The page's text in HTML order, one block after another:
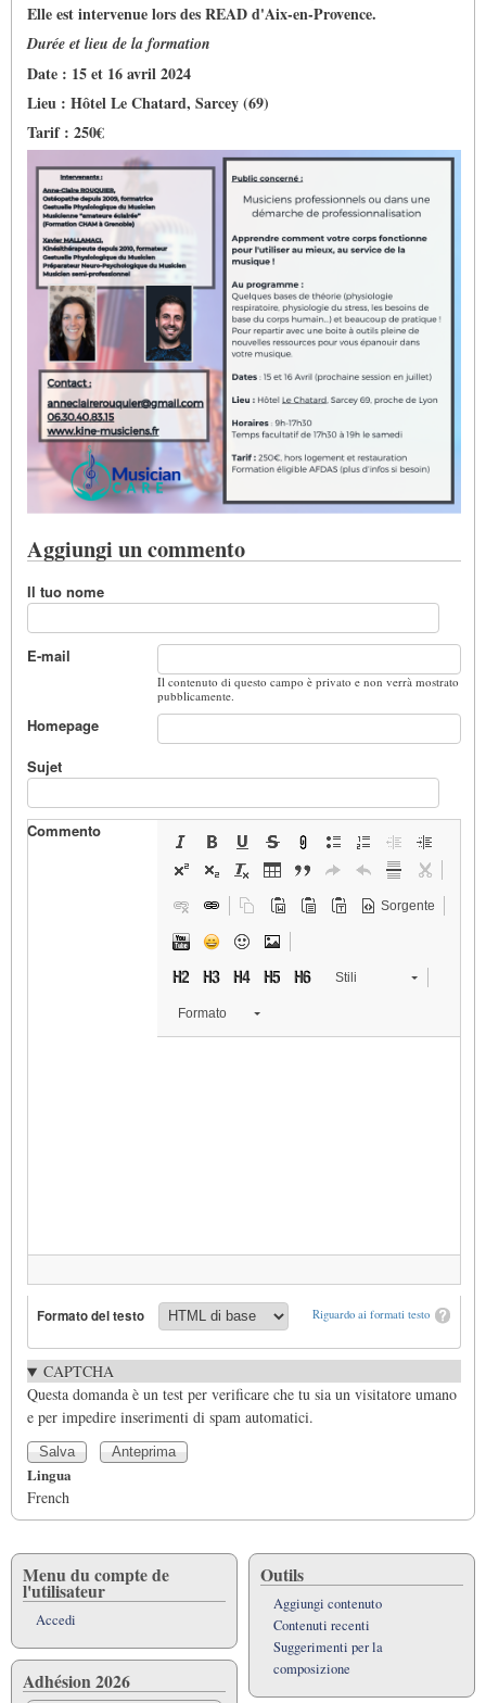
Elle est intervenue lors des READ d'Aix-en-Provence.
Durée et lieu de la formation
Date : 15 et 16 avril 2024
Lieu : Hôtel Le Chatard, Sarcey (69)
Tarif : 250€
Aggiungi un commento
Il tuo nome
E-mail
Il contenuto di questo campo è privato e non verrà mostrato
pubblicamente.
Homepage
Sujet
Commento
Sorgente
Stili
Formato
Riguardo ai formati testo
Formato del testo
CAPTCHA
Questa domanda è un test per verificare che tu sia un visitatore umano
e per impedire inserimenti di spam automatici.
Lingua
French
Menu du compte de
l'utilisateur
Accedi
Adhésion 2026
Outils
Aggiungi contenuto
Contenuti recenti
Suggerimenti per la
composizione